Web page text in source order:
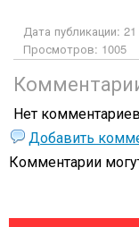
Дата публикации:
Просмотров: 1005
Нет
Добавить
Комментарии